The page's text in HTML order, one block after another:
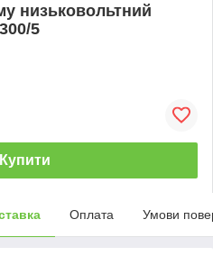
низьковольтний
5
Купити
Оплата Умови